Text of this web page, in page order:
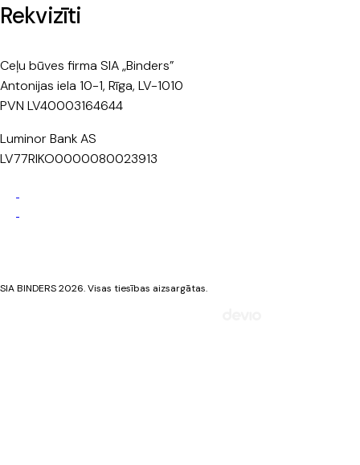
Rekvizīti
Ceļu būves firma SIA „Binders”
Antonijas iela 10-1, Rīga, LV-1010
PVN LV40003164644
Luminor Bank AS
LV77RIKO0000080023913
SIA BINDERS 2026. Visas tiesības aizsargātas.